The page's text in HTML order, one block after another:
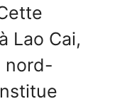
Lao Cai,
nord-